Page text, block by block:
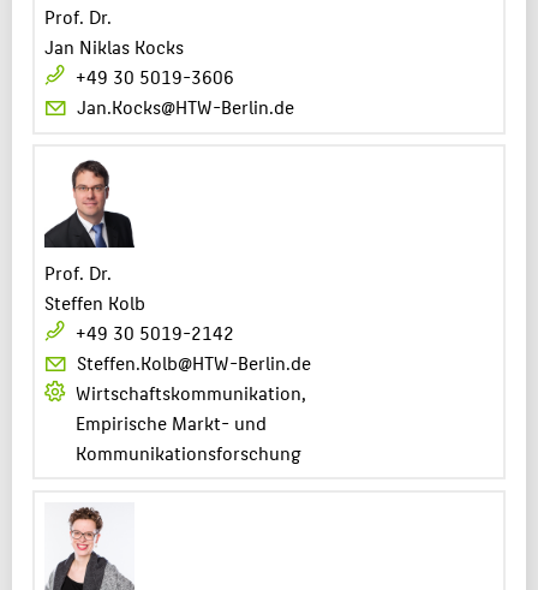
Prof. Dr.
Jan Niklas Kocks
+49 30 5019-3606
Jan.Kocks@HTW-Berlin.de
Prof. Dr.
Steffen Kolb
+49 30 5019-2142
Steffen.Kolb@HTW-Berlin.de
Wirtschaftskommunikation,
Empirische Markt- und
Kommunikationsforschung